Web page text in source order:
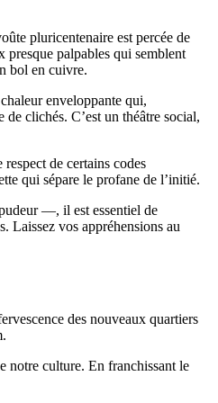
pluricentenaire est percée de
presque palpables qui semblent
bol en cuivre.
enveloppante qui,
clichés. C’est un théâtre social,
de certains codes
qui sépare le profane de l’initié.
—, il est essentiel de
Laissez vos appréhensions au
des nouveaux quartiers
notre culture. En franchissant le